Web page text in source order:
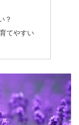
？
てやすい